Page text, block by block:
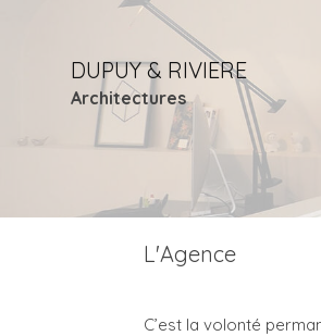
DUPUY & RIVIERE
Architectures
L'Agence
C’est la volonté